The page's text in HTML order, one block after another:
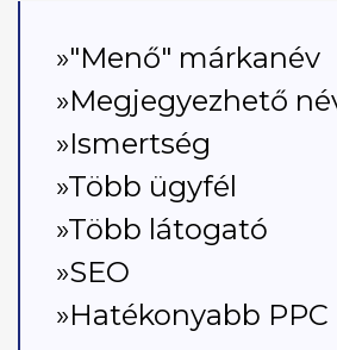
»"Menő" márkanév
»Megjegyezhető
»Ismertség
»Több ügyfél
»Több látogató
»SEO
»Hatékonyabb PPC